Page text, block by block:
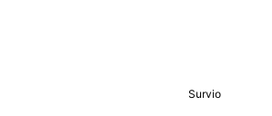
Survio